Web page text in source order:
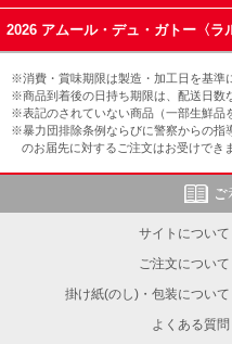
2026 アムール・デュ・ガトー〈ラ
※消費・賞味期限は製造・加工日を基準
※商品到着後の日持ち期限は、配送日数
※表記のされていない商品（一部生鮮品
※暴力団排除条例ならびに警察からの指
のお届先に対するご注文はお受けでき
サイトについて
ご注文について
掛け紙(のし)・包装について
よくある質問